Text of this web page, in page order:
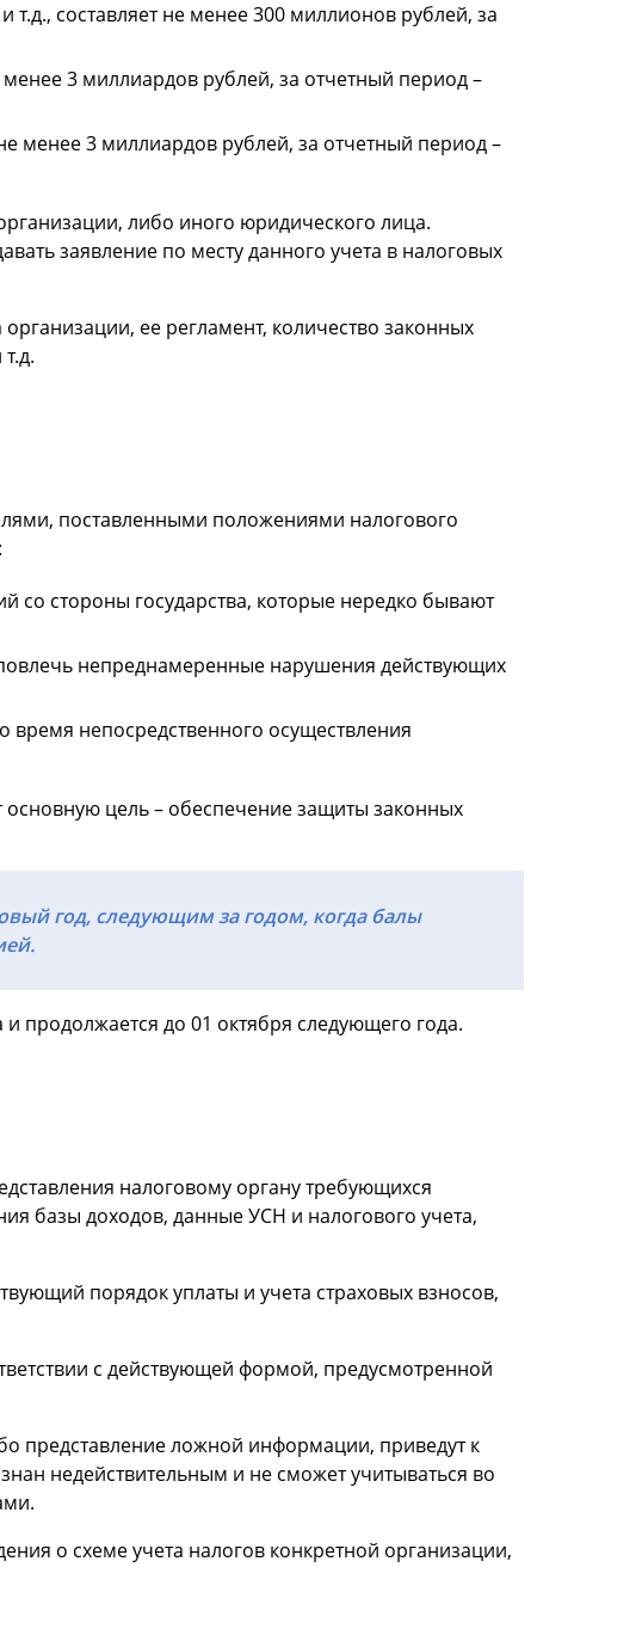
составляет не менее 300 миллионов рублей, за
3 миллиардов рублей, за отчетный период –
менее 3 миллиардов рублей, за отчетный период –
либо иного юридического лица.
заявление по месту данного учета в налоговых
ее регламент, количество законных
поставленными положениями налогового
со стороны государства, которые нередко бывают
непреднамеренные нарушения действующих
непосредственного осуществления
цель – обеспечение защиты законных
год, следующим за годом, когда балы
продолжается до 01 октября следующего года.
налоговому органу требующихся
базы доходов, данные УСН и налогового учета,
порядок уплаты и учета страховых взносов,
с действующей формой, предусмотренной
представление ложной информации, приведут к
недействительным и не сможет учитываться во
о схеме учета налогов конкретной организации,